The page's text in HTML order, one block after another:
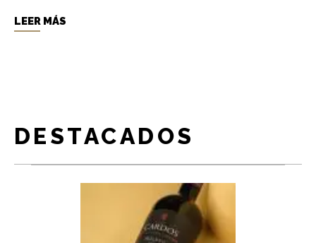
LEER MÁS
DESTACADOS